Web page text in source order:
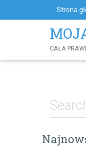
Strona
CAŁA